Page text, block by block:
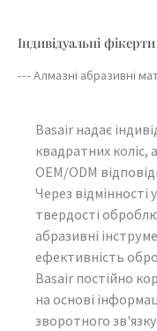
Індивідуальні фікерти
--- Алмазні абразивні
Basair надає
квадратних
OEM/ODM
Через відмінності
твердості
абразивні
ефективність
Basair постійно
на основі
зворотного